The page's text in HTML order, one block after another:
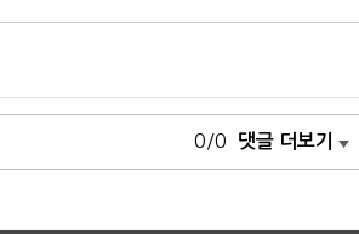
0/0 댓글 더보기